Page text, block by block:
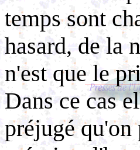
temps sont
hasard, de la
n'est que le
Dans ce cas
préjugé